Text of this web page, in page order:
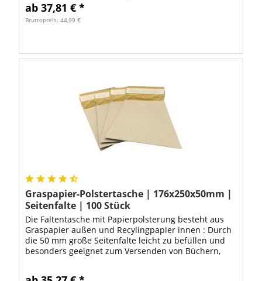
ab 37,81 € *
Bruttopreis: 44,99 €
Graspapier-Polstertasche | 176x250x50mm |
Seitenfalte | 100 Stück
Die Faltentasche mit Papierpolsterung besteht aus
Graspapier außen und Recylingpapier innen : Durch
die 50 mm große Seitenfalte leicht zu befüllen und
besonders geeignet zum Versenden von Büchern,